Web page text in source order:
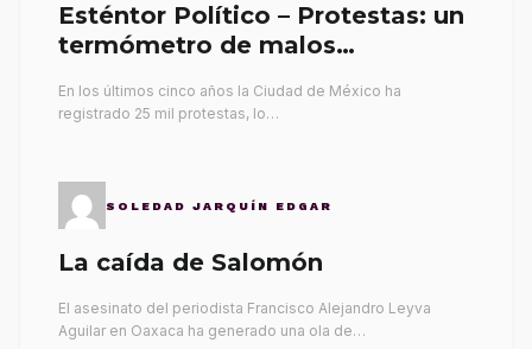
Esténtor Político – Protestas: un
termómetro de malos
En los últimos cinco años la Ciudad de México ha
registrado 25 mil protestas, lo…
SOLEDAD JARQUÍN EDGAR
La caída de Salomón
El asesinato del periodista Francisco Alejandro Leyva
Aguilar en Oaxaca ha generado una ola de…